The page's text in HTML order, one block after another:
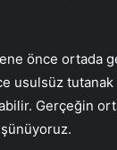
önce ortada
usulsüz
Gerçeğin